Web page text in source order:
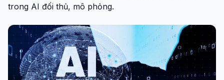
trong AI đối thủ, mô phỏng.